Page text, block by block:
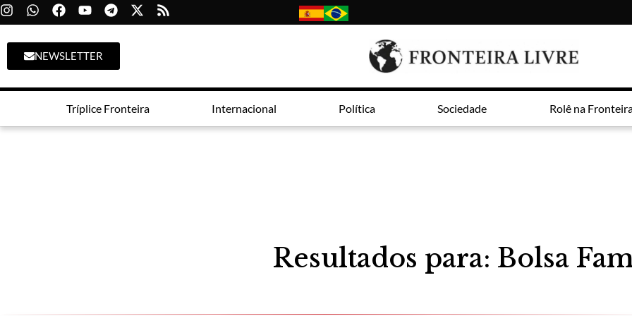
NEWSLETTER
Tríplice Fronteira Internacional Política Sociedade Rolê na
Resultados para: Bolsa